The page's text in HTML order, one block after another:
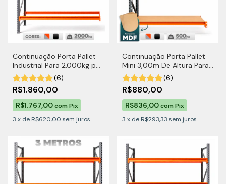
Continuação Porta Pallet
Industrial Para 2.000kg por
Nível
(6)
R$1.860,00
R$1.767,00comPix
3 x de R$620,00 sem juros
Continuação Porta Pallet
Mini 3,00m De Altura Para
500kg por Nível Com MDF
(6)
R$880,00
R$836,00com Pix
3 x de R$293,33 sem juros